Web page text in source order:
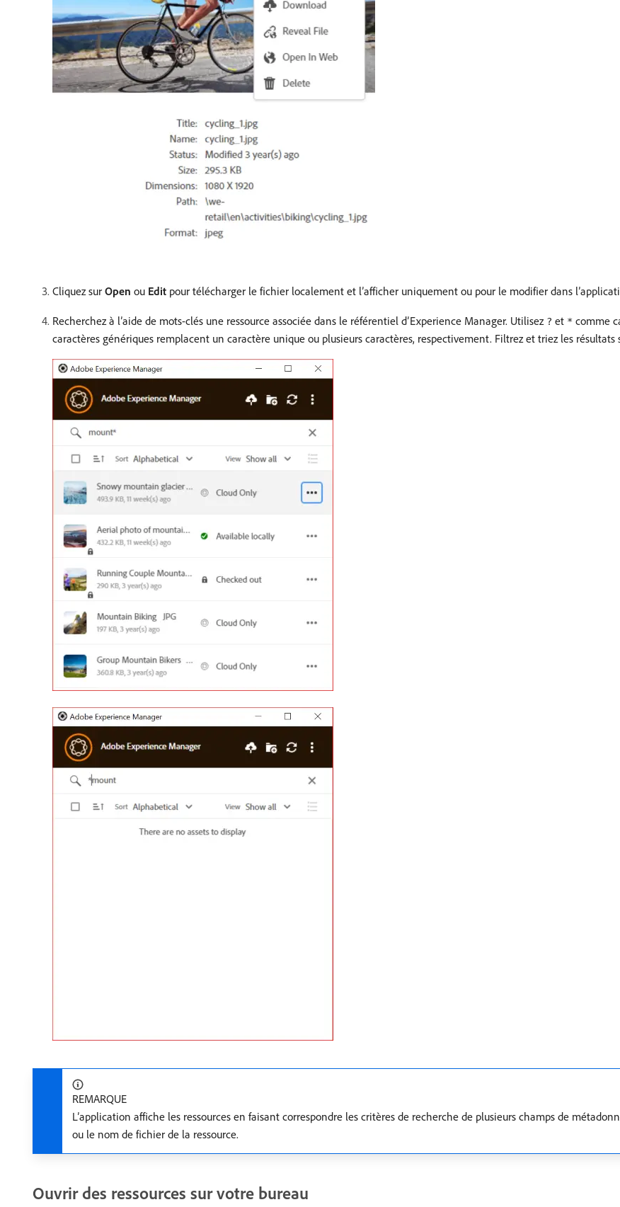
Cliquez sur Open ou Edit pour télécharger le fichier localement et l’afficher uniquement ou pour le modifier dans
Recherchez à l’aide de mots-clés une ressource associée dans le référentiel d’Experience Manager. Utilisez ? et * comme
caractères génériques remplacent un caractère unique ou plusieurs caractères, respectivement. Filtrez et triez les résultats
REMARQUE
L’application affiche les ressources en faisant correspondre les critères de recherche de plusieurs champs de
ou le nom de fichier de la ressource.
Ouvrir des ressources sur votre bureau